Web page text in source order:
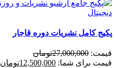
پکیج کامل نشریات دوره قاجار
قیمت: 27,000,000تومان
قیمت برای شما: 12,500,000تومان